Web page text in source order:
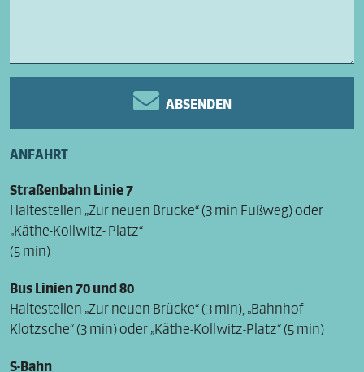
ABSENDEN
ANFAHRT
Straßenbahn Linie 7
Haltestellen „Zur neuen Brücke“ (3 min Fußweg) oder
„Käthe-Kollwitz- Platz“
(5 min)
Bus Linien 70 und 80
Haltestellen „Zur neuen Brücke“ (3 min), „Bahnhof
Klotzsche“ (3 min) oder „Käthe-Kollwitz-Platz“ (5 min)
S-Bahn